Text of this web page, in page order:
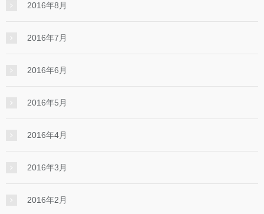
2016年8月
2016年7月
2016年6月
2016年5月
2016年4月
2016年3月
2016年2月